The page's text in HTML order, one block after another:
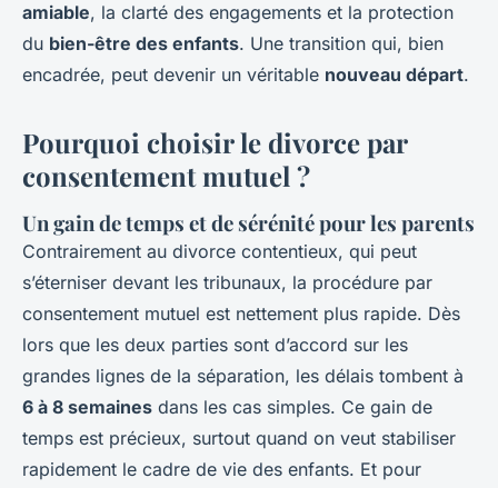
amiable, la clarté des engagements et la protection
du bien-être des enfants. Une transition qui, bien
encadrée, peut devenir un véritable nouveau départ.
Pourquoi choisir le divorce par
consentement mutuel ?
Un gain de temps et de sérénité pour les parents
Contrairement au divorce contentieux, qui peut
s’éterniser devant les tribunaux, la procédure par
consentement mutuel est nettement plus rapide. Dès
lors que les deux parties sont d’accord sur les
grandes lignes de la séparation, les délais tombent à
6 à 8 semaines dans les cas simples. Ce gain de
temps est précieux, surtout quand on veut stabiliser
rapidement le cadre de vie des enfants. Et pour